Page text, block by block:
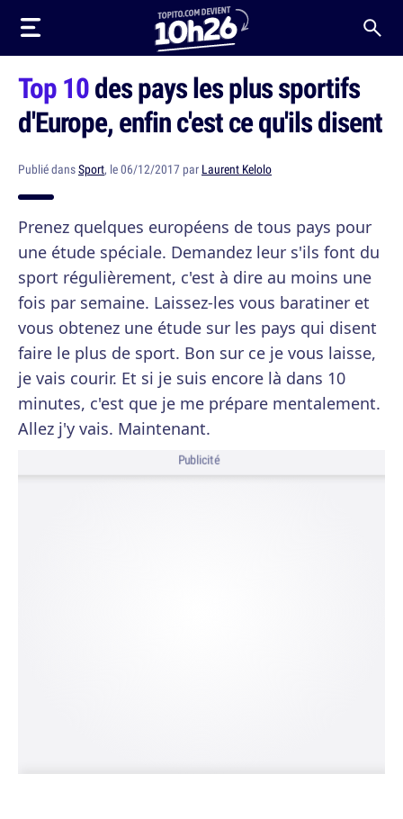
Top 10des pays les plus sportifs
d'Europe, enfin c'est ce qu'ils disent
Publié dansSport, le 06/12/2017 par Laurent Kelolo
Prenez quelques européens de tous pays pour
une étude spéciale. Demandez leur s'ils font du
sport régulièrement, c'est à dire au moins une
fois par semaine. Laissez-les vous baratiner et
vous obtenez une étude sur les pays qui disent
faire le plus de sport. Bon sur ce je vous laisse,
je vais courir. Et si je suis encore là dans 10
minutes, c'est que je me prépare mentalement.
Allez j'y vais. Maintenant.
Publicité